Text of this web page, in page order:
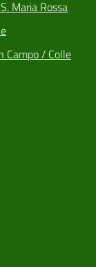
Maria Rossa
Campo / Colle